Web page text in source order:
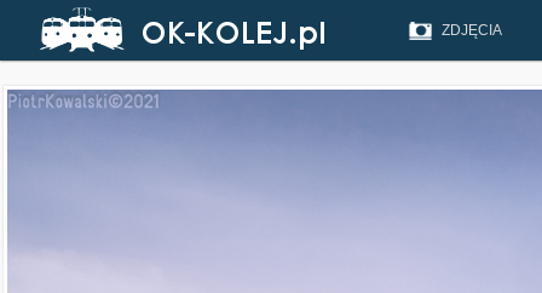
ZDJĘCIA